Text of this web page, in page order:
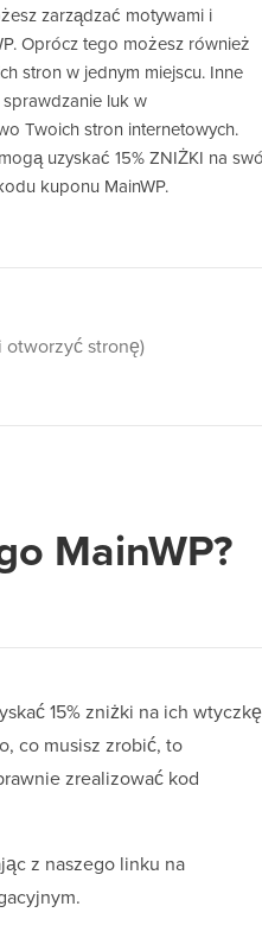
zarządzać motywami i
Oprócz tego możesz również
stron w jednym miejscu. Inne
luk w
Twoich stron internetowych.
uzyskać 15% ZNIŻKI na
kuponu MainWP.
stronę)
MainWP?
15% zniżki na ich wtyczkę
co musisz zrobić, to
zrealizować kod
z naszego linku na